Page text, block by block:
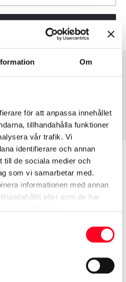
Om
för att anpassa innehållet
tillhandahålla funktioner
vår trafik. Vi
identifierare och annan
till de sociala medier och
som vi samarbetar med.
informationen med annan
eller som de har
Däckstorlek
min bil?
för att se om det däck
Om du köper däck som
fälgen ha bytts ut under
samma dimension som